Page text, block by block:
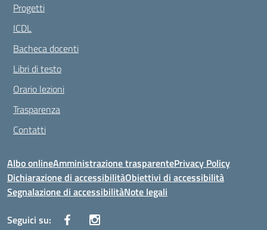
Progetti
ICDL
Bacheca docenti
Libri di testo
Orario lezioni
Trasparenza
Contatti
Albo onlineAmministrazione trasparentePrivacy Policy
Dichiarazione di accessibilitàObiettivi di accessibilità
Segnalazione di accessibilitàNote legali
Seguici su: